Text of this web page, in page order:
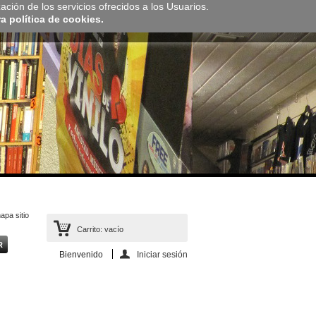
de los servicios ofrecidos a los Usuarios.
política de cookies.
Carrito: vacío
Bienvenido Iniciar sesión
sitio